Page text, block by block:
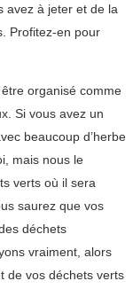
avez à jeter et de la
Profitez-en pour
organisé comme
Si vous avez un
beaucoup d’herbe
mais nous le
verts où il sera
saurez que vos
déchets
vraiment, alors
de vos déchets verts